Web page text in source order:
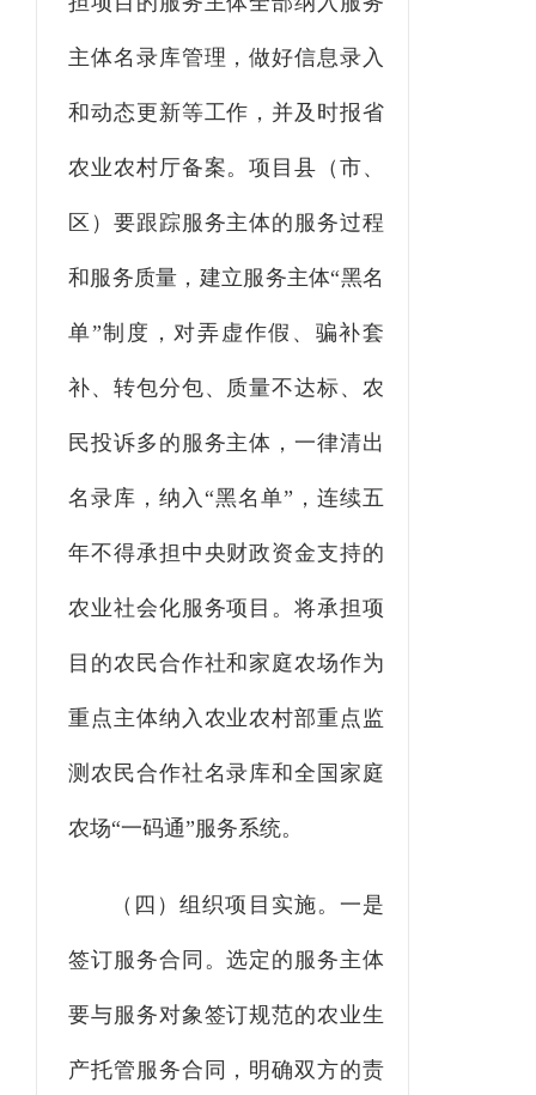
主体名录库管理，做好信息录入
和动态更新等工作，并及时报省
农业农村厅备案。项目县 （市、
区） 要跟踪服务主体的服务过程
和服务质量，建立服务主体“黑名
单”制度，对弄虚作假、 骗补套
补、转包分包、 质量不达标、农
民投诉多的服务主体，一律清出
名录库， 纳入 “黑名单”，连续五
年不得承担中央财政资金支持的
农业社会化服务项目。将承担项
目的农民合作社和家庭农场作为
重点主体纳入农业农村部重点监
测农民合作社名录库和全国家庭
农场“一码通”服务系统。
（四）组织项目实施。 一是
签订服务合同。选定的服务主体
要与服务对象签订规范的农业生
产托管 服务合同，明确双方的责